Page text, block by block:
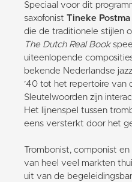
Speciaal voor dit
saxofonist Tineke Postma
die de traditionele stijlen
The Dutch Real Book
uiteenlopende
bekende Nederlandse
’40 tot het repertoire van
Sleutelwoorden zijn
Het lijnenspel tussen
eens versterkt door het
Trombonist, componist
van heel veel markten
uit van de